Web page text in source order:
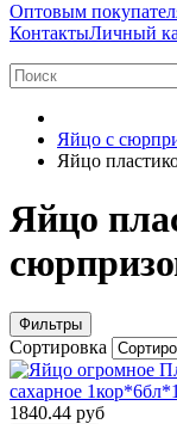
Оптовым
КонтактыЛичный
Яйцо с
Яйцо
Яйцо
Фильтры
Сортировка
1840.44 руб